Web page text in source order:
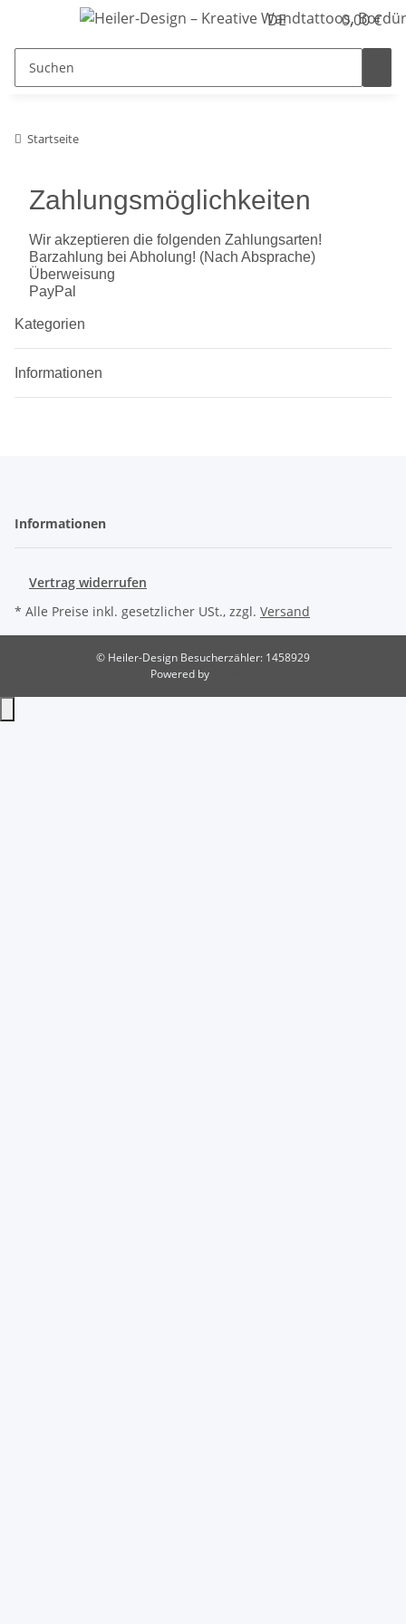
DE 0,00 €
Startseite
Zahlungsmöglichkeiten
Wir akzeptieren die folgenden Zahlungsarten!
Barzahlung bei Abholung! (Nach Absprache)
Überweisung
PayPal
Kategorien
Informationen
Informationen
Vertrag widerrufen
* Alle Preise inkl. gesetzlicher USt., zzgl. Versand
© Heiler-Design Besucherzähler: 1458929
Powered by